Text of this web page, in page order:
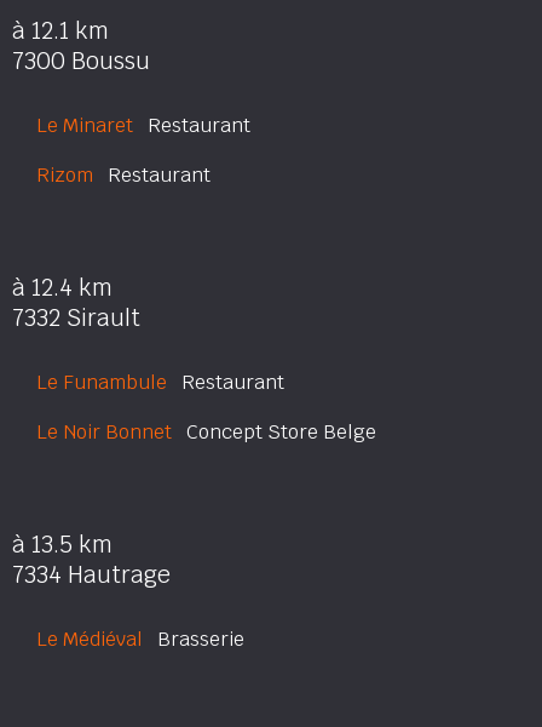
à 12.1 km
7300 Boussu
Le Minaret Restaurant
Rizom Restaurant
à 12.4 km
7332 Sirault
Le Funambule Restaurant
Le Noir Bonnet Concept Store Belge
à 13.5 km
7334 Hautrage
Le Médiéval Brasserie